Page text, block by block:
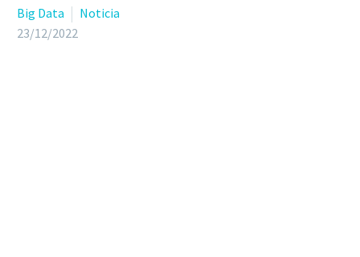
Big Data
Noticia
23/12/2022